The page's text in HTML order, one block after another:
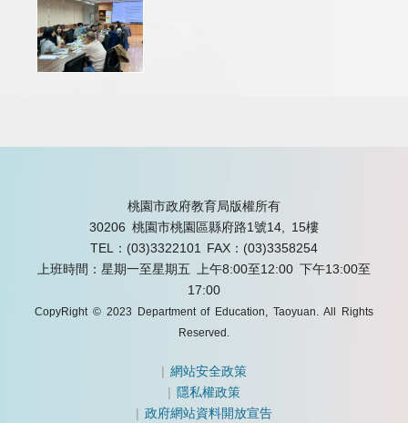
桃園市政府教育局版權所有
30206 桃園市桃園區縣府路1號14, 15樓
TEL：(03)3322101
FAX：(03)3358254
上班時間：星期一至星期五 上午8:00至12:00 下午13:00至
17:00
CopyRight © 2023 Department of Education, Taoyuan. All Rights
Reserved.
|網站安全政策
| 隱私權政策
|政府網站資料開放宣告